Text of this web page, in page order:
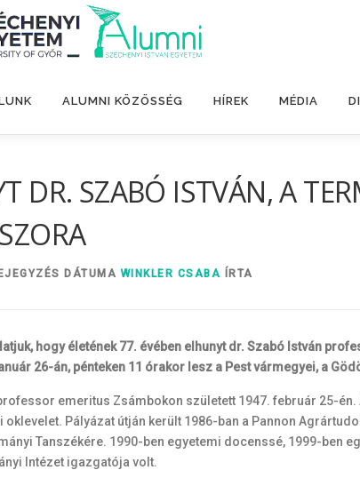
ALUMNI KÖZÖSSÉG HÍREK MÉDIA
DR. SZABÓ ISTVÁN, A
DÁTUMA WINKLER CSABA ÍRTA
hogy életének 77. évében elhunyt dr. Szabó István
26-án, pénteken 11 órakor lesz a Pest vármegyei, a
emeritus Zsámbokon született 1947. február 25-
Pályázat útján került 1986-ban a Pannon
Tanszékére. 1990-ben egyetemi docenssé, 1999-ben
Intézet igazgatója volt.